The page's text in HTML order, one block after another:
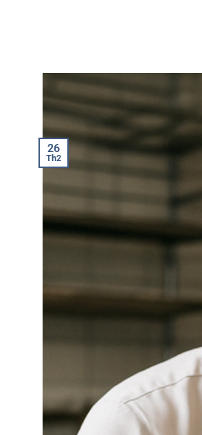
26
Th2